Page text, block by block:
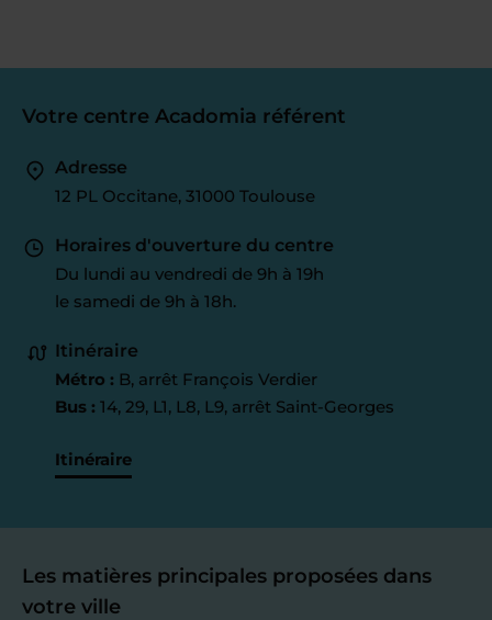
Votre centre Acadomia référent
Adresse
12 PL Occitane, 31000 Toulouse
Horaires d'ouverture du centre
Du lundi au vendredi de 9h à 19h
le samedi de 9h à 18h.
Itinéraire
Métro : B, arrêt François Verdier
Bus : 14, 29, L1, L8, L9, arrêt Saint-Georges
Itinéraire
Les matières principales proposées dans
votre ville